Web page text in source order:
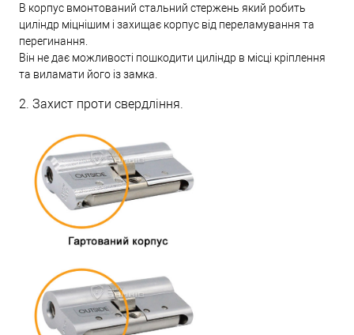
В корпус вмонтований стальний стержень який робить
циліндр міцнішим і захищає корпус від переламування та
перегинання.
Він не дає можливості пошкодити циліндр в місці кріплення
та виламати його із замка.
2. Захист проти свердління.